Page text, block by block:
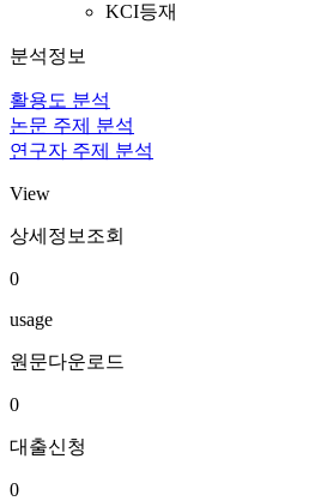
KCI등재
분석정보
활용도 분석
논문 주제 분석
연구자 주제 분석
View
상세정보조회
0
usage
원문다운로드
0
대출신청
0